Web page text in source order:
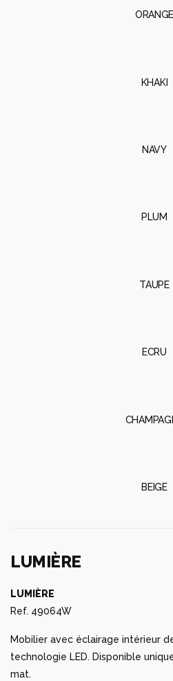
ORANGE
KHAKI
NAVY
PLUM
TAUPE
ECRU
BEIGE
LUMIÈRE
LUMIÈRE
Ref. 49064W
Mobilier avec éclairage intérieur
technologie LED. Disponible
mat.